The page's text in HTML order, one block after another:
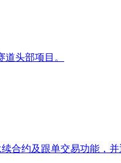
头部项目。
合约及跟单交易功能，